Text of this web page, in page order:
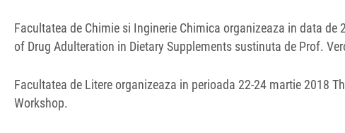
Facultatea de Chimie si Inginerie Chimica organizeaza in data
of Drug Adulteration in Dietary Supplements sustinuta de Prof.
Facultatea de Litere organizeaza in perioada 22-24 martie 2018
Workshop.